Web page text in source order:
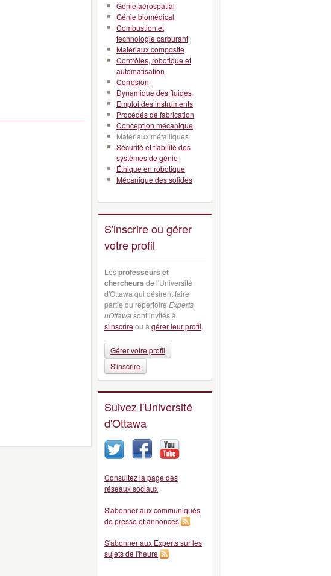
Génie aérospatial
Génie biomédical
Combustion et
technologie carburant
Matériaux composite
Contrôles, robotique et
automatisation
Corrosion
Dynamique des fluides
Emploi des instruments
Procédés de fabrication
Conception mécanique
Matériaux métalliques
Sécurité et fiabilité des
systèmes de génie
Éthique en robotique
Mécanique des solides
S'inscrire ou gérer
votre profil
Lesprofesseurs et
chercheurs de l'Université
d'Ottawa qui désirent faire
partie du répertoire Experts
uOttawa sont invités à
s'inscrireou à gérer leur profil.
Gérer votre profil
S'inscrire
Suivez l'Université
d'Ottawa
Consultez la page des
réseaux sociaux
S'abonner aux communiqués
de presse et annonces
S'abonner aux Experts sur les
sujets de l'heure